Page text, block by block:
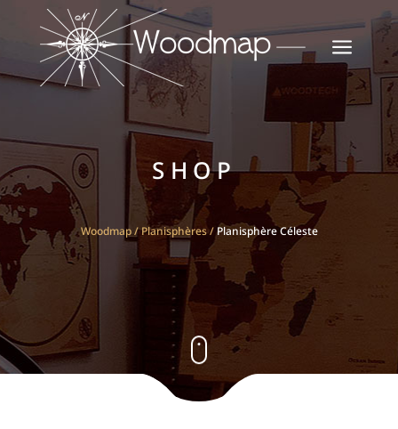
a
SHOP
Woodmap/Planisphères/Planisphère Céleste